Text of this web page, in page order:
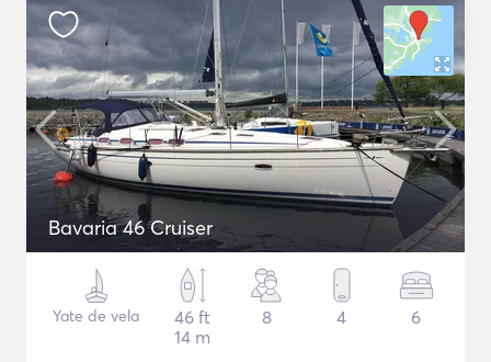
Bavaria 46 Cruiser
Yate de vela
46 ft
14 m
8 4 6